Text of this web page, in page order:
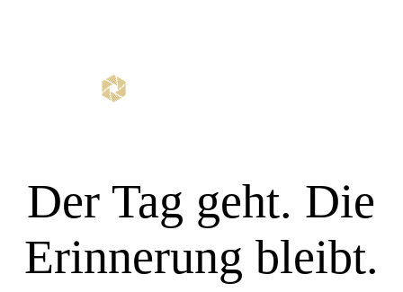
Der Tag geht. Die
Erinnerung bleibt.
Über mich
Weitere Bereiche